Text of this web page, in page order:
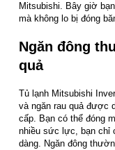
Mitsubishi. Bây giờ
mà không lo bị đóng
Ngăn đông
quả
Tủ lạnh Mitsubishi
và ngăn rau quả được
cấp. Bạn có thể đóng
nhiều sức lực, bạn chỉ
dàng. Ngăn đông